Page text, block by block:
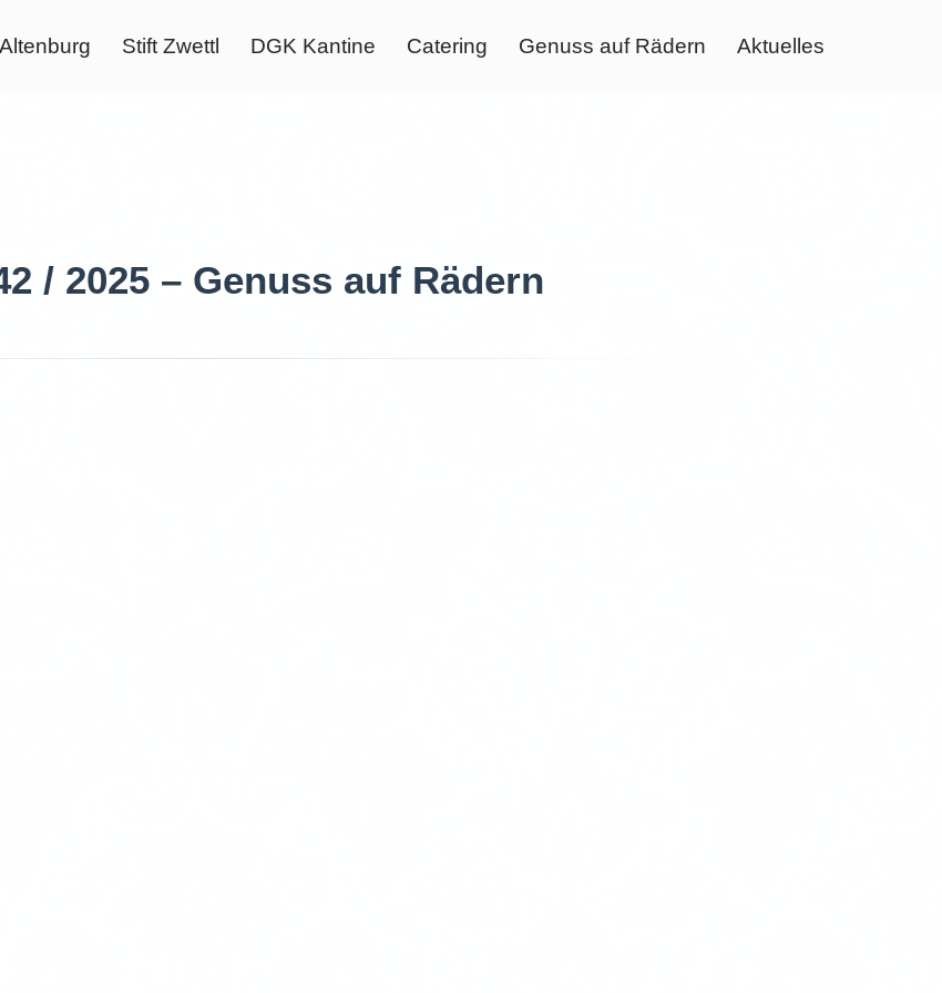
Altenburg Stift Zwettl DGK Kantine Catering Genuss auf Rädern Aktuelles
/ 2025 – Genuss auf Rädern